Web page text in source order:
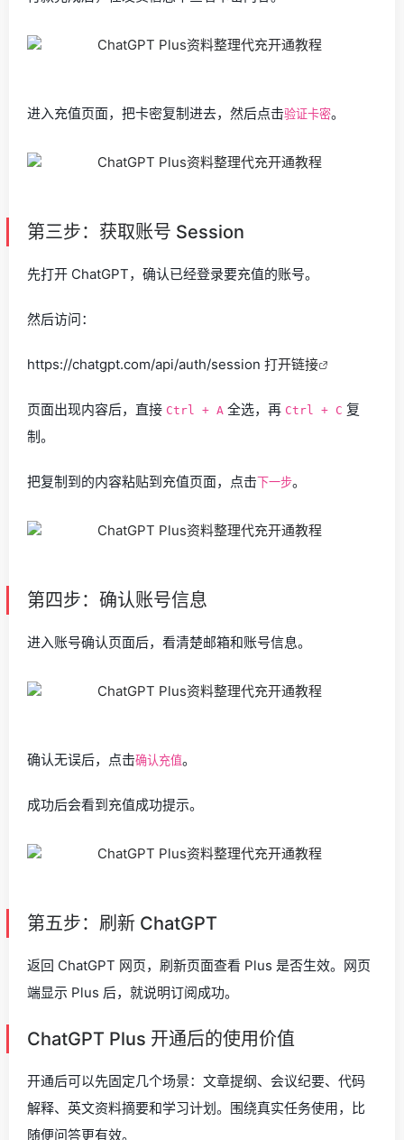
进入充值页面，把卡密复制进去，然后点击验证卡密。
第三步：获取账号 Session
先打开 ChatGPT，确认已经登录要充值的账号。
然后访问：
https://chatgpt.com/api/auth/session 打开链接
页面出现内容后，直接 Ctrl + A 全选，再 Ctrl + C 复
制。
把复制到的内容粘贴到充值页面，点击 下一步。
第四步：确认账号信息
进入账号确认页面后，看清楚邮箱和账号信息。
确认无误后，点击确认充值。
成功后会看到充值成功提示。
第五步：刷新 ChatGPT
返回 ChatGPT 网页，刷新页面查看 Plus 是否生效。网页
端显示 Plus 后，就说明订阅成功。
ChatGPT Plus 开通后的使用价值
开通后可以先固定几个场景：文章提纲、会议纪要、代码
解释、英文资料摘要和学习计划。围绕真实任务使用，比
随便问答更有效。